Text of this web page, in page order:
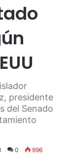
presidente
del Senado
0 996